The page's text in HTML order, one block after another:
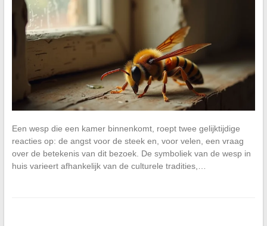
Een wesp die een kamer binnenkomt, roept twee gelijktijdige
reacties op: de angst voor de steek en, voor velen, een vraag
over de betekenis van dit bezoek. De symboliek van de wesp in
huis varieert afhankelijk van de culturele tradities,…